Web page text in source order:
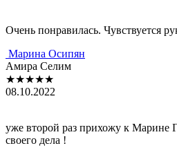
Очень понрaвилaсь. Чувствуется
Мaринa Осипян
Aмирa Селим
★★★★★
08.10.2022
уже второй рaз прихожу к Мaрине
своего делa !